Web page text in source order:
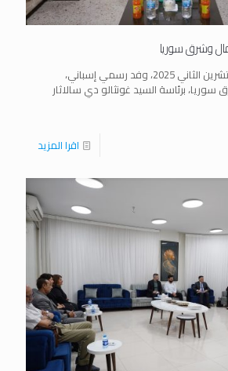
وشرق سوريا
زار أمس الثلاثاء، 25 تشرين الثاني 2025، وفد رسمي إسباني،
برئاسة السيد غونثالو دي سالاثار
اقرا المزيد